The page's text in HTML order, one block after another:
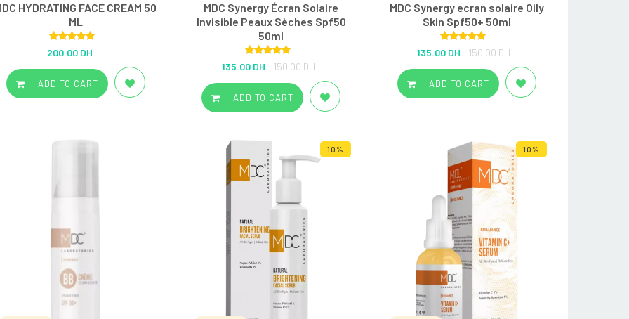
HYDRATING FACE CREAM 50
ML
Rated 5.00
out of 5
200.00 DH
ADD TO CART
MDC Synergy Écran Solaire
Invisible Peaux Sèches Spf50
50ml
Rated5.00
out of 5
135.00 DH 150.00 DH
ADD TO CART
MDC Synergy ecran solaire Oily
Skin Spf50+ 50ml
Rated5.00
out of 5
135.00 DH 150.00 DH
ADD TO CART
10% 10%